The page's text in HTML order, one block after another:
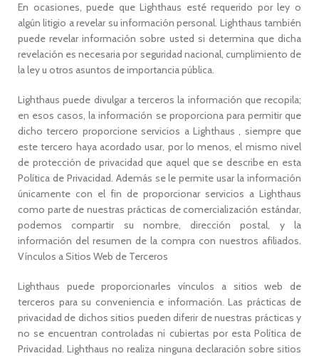
En ocasiones, puede que Lighthaus esté requerido por ley o
algún litigio a revelar su información personal. Lighthaus también
puede revelar información sobre usted si determina que dicha
revelación es necesaria por seguridad nacional, cumplimiento de
la ley u otros asuntos de importancia pública.
Lighthaus puede divulgar a terceros la información que recopila;
en esos casos, la información se proporciona para permitir que
dicho tercero proporcione servicios a Lighthaus , siempre que
este tercero haya acordado usar, por lo menos, el mismo nivel
de protección de privacidad que aquel que se describe en esta
Política de Privacidad. Además se le permite usar la información
únicamente con el fin de proporcionar servicios a Lighthaus
como parte de nuestras prácticas de comercialización estándar,
podemos compartir su nombre, dirección postal, y la
información del resumen de la compra con nuestros afiliados.
Vínculos a Sitios Web de Terceros
Lighthaus puede proporcionarles vínculos a sitios web de
terceros para su conveniencia e información. Las prácticas de
privacidad de dichos sitios pueden diferir de nuestras prácticas y
no se encuentran controladas ni cubiertas por esta Política de
Privacidad. Lighthaus no realiza ninguna declaración sobre sitios